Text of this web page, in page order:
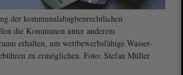
der kommunalabagbenrechtlichen
die Kommunen unter anderem
erhalten, um wettbewerbsfähige Wasser-
zu ermöglichen. Foto: Stefan Müller